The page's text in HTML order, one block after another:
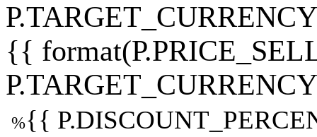
{{
%{{